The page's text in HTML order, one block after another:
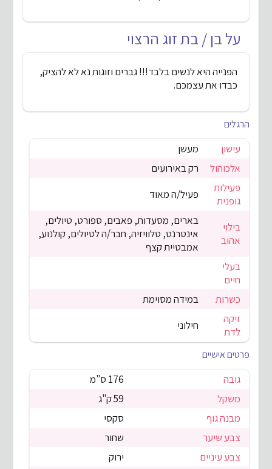
על בן / בת זוג הרצוי
הפנייה היא לנשים בלבד!!! גברים וזוגות נא לא להציק,
כבדו את עצמכם.
הרגלים
עישון
מעשן
אלכוהול
רק באירועים
פעילות
גופנית
פעיל/ה מאוד
בילוי
אהוב
בארים, מסעדות, פאבים, ספורט, טיולים,
אינטרנט, טלוויזיה, חבר/ה לטיולים, קולנוע,
אמבטיית קצף
בעלי
חיים
כשרות
במידה מסוימת
זיקה
לדת
חילוני
פרטים אישיים
גובה
176 ס"מ
משקל
59 ק"ג
מבנה גוף
סקסי
צבע שיער
שחור
צבע עיניים
ירוק